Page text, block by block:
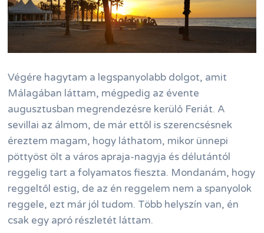
Végére hagytam a legspanyolabb dolgot, amit
Málagában láttam, mégpedig az évente
augusztusban megrendezésre kerülő Feriát. A
sevillai az álmom, de már ettől is szerencsésnek
éreztem magam, hogy láthatom, mikor ünnepi
pöttyöst ölt a város apraja-nagyja és délutántól
reggelig tart a folyamatos fieszta. Mondanám, hogy
reggeltől estig, de az én reggelem nem a spanyolok
reggele, ezt már jól tudom. Több helyszín van, én
csak egy apró részletét láttam.